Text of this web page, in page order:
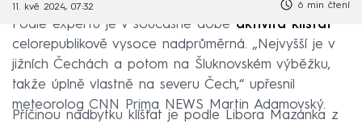
11. kvě 2024, 07:32 6 min čtení
Podle expertů je v současné době aktivita klíšťat
celorepublikově vysoce nadprůměrná. „Nejvyšší je v
jižních Čechách a potom na Šluknovském výběžku,
takže úplně vlastně na severu Čech,“ upřesnil
meteorolog CNN Prima NEWS Martin Adamovský.
Příčinou nadbytku klíšťat je podle Libora Mazánka z